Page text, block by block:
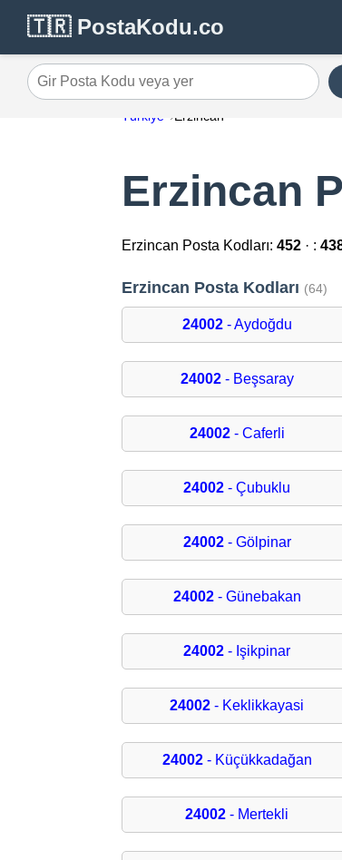
🇹🇷 PostaKodu.co
Gir Posta Kodu veya yer
Türkiye Erzincan
Erzincan
Erzincan Posta Kodları:452 · :
Erzincan Posta Kodları (64)
24002- Aydoğdu
24002- Beşsaray
24002- Caferli
24002 - Çubuklu
24002- Gölpinar
24002- Günebakan
24002 - Işikpinar
24002 - Keklikkayasi
24002- Küçükkadağan
24002 - Mertekli